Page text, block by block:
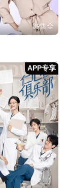
39集全
APP专享